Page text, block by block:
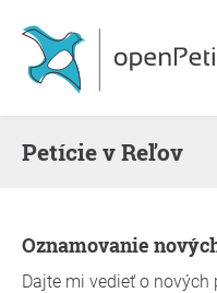
Petície v Reľov
Oznamovanie
Dajte mi vedieť o